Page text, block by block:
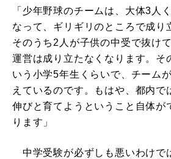
「少年野球のチームは、大体3人
なって、ギリギリのところで成り
そのうち2人が子供の中受で抜け
運営は成り立たなくなります。そ
いう小学5年生くらいで、チーム
えているのです。もはや、都内で
伸びと育てようということ自体が
ります」
中学受験が必ずしも悪いわけで